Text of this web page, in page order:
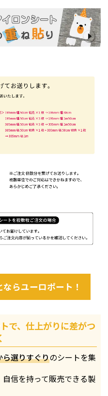
らユーロポート！
で、仕上がりに差がつ
ら選りすぐりのシートを集
自信を持って販売できる製